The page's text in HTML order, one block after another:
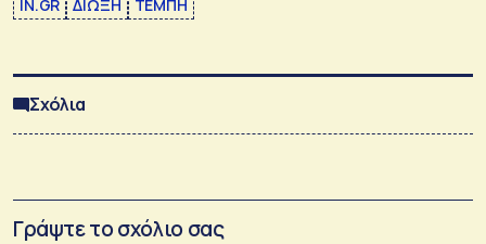
IN.GR ΔΙΩΞΗ ΤΕΜΠΗ
Σχόλια
Γράψτε το σχόλιο σας